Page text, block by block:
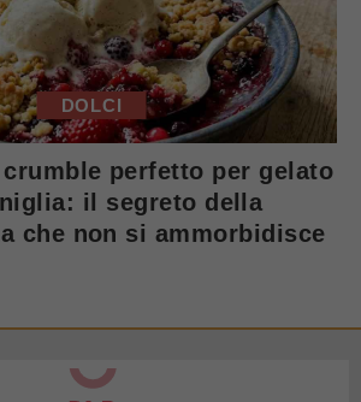
DOLCI
perfetto per gelato
il segreto della
che non si ammorbidisce